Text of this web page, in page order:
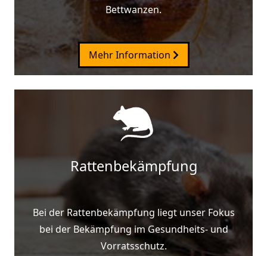
Bettwanzen.
Mehr Information
Rattenbekämpfung
Bei der Rattenbekämpfung liegt unser Fokus
bei der Bekämpfung im Gesundheits- und
Vorratsschutz.